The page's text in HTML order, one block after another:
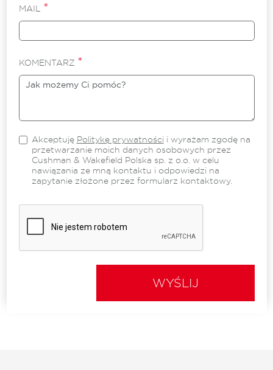
MAIL *
KOMENTARZ *
Akceptuję Politykę prywatnościi wyrażam zgodę na
przetwarzanie moich danych osobowych przez
Cushman & Wakefield Polska sp. z o.o. w celu
nawiązania ze mną kontaktu i odpowiedzi na
zapytanie złożone przez formularz kontaktowy.
WYŚLIJ